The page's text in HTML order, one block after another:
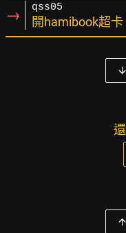
→ qss05
開hamibook超